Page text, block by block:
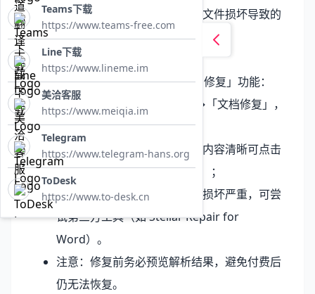
该方法无需任何工具，对临时文件损坏导致的
乱码修复率达 95%。
2. 文档修复工具抢救
若备份失效，可使用 WPS 的「文档修复」功能：
打开 WPS，点击「云服务」→「文档修复」，
上传乱码文件；
等待解析完成后预览效果，若内容清晰可点击
“确认修复”（部分功能需会员）；
若解析结果仍乱码，说明文件损坏严重，可尝
试第三方工具（如 Stellar Repair for
Word）。
注意：修复前务必预览解析结果，避免付费后
仍无法恢复。
Teams下载
https://www.teams-free.com
Line下载
https://www.lineme.im
美洽客服
https://www.meiqia.im
Telegram
https://www.telegram-hans.org
ToDesk
https://www.to-desk.cn